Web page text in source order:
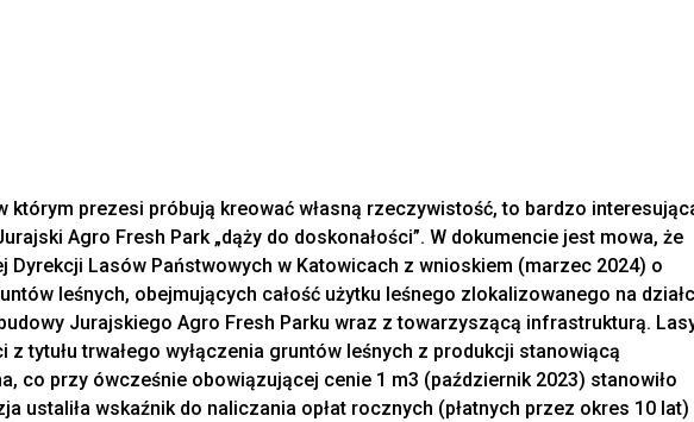
którym prezesi próbują kreować własną rzeczywistość, to bardzo
Agro Fresh Park „dąży do doskonałości”. W dokumencie jest mowa, że
Dyrekcji Lasów Państwowych w Katowicach z wnioskiem (marzec 2024) o
leśnych, obejmujących całość użytku leśnego zlokalizowanego na
Jurajskiego Agro Fresh Parku wraz z towarzyszącą infrastrukturą.
z tytułu trwałego wyłączenia gruntów leśnych z produkcji stanowiącą
co przy ówcześnie obowiązującej cenie 1 m3 (październik 2023) stanowiło
ustaliła wskaźnik do naliczania opłat rocznych (płatnych przez okres 10 lat)